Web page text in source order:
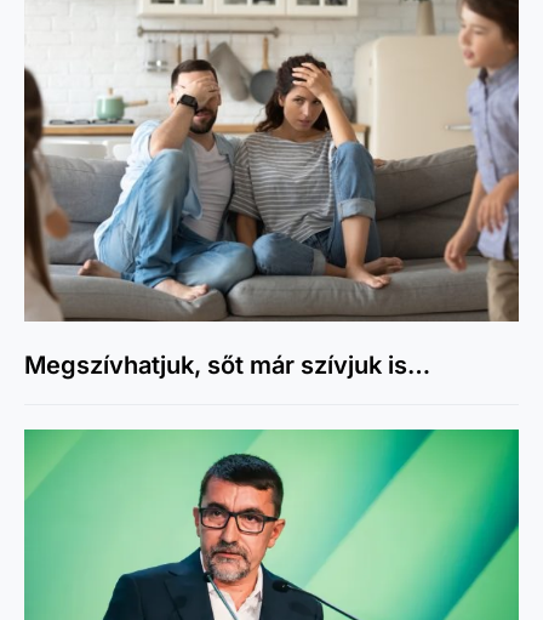
Megszívhatjuk, sőt már szívjuk is…